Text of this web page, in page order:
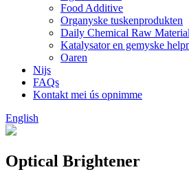
Food Additive
Organyske tuskenprodukten
Daily Chemical Raw
Katalysator en gemyske
Oaren
Nijs
FAQs
Kontakt mei ús opnimme
English
Optical Brightener